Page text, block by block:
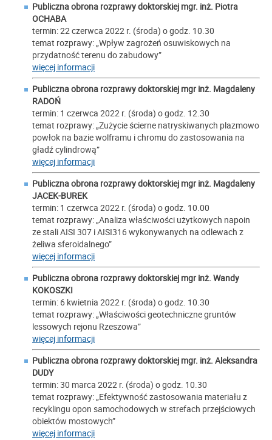
Publiczna obrona rozprawy doktorskiej mgr. inż. Piotra
OCHABA
termin: 22 czerwca 2022 r. (środa) o godz. 10.30
temat rozprawy: „Wpływ zagrożeń osuwiskowych na
przydatność terenu do zabudowy”
więcej informacji
Publiczna obrona rozprawy doktorskiej mgr inż. Magdaleny
RADOŃ
termin: 1 czerwca 2022 r. (środa) o godz. 12.30
temat rozprawy: „Zużycie ścierne natryskiwanych plazmowo
powłok na bazie wolframu i chromu do zastosowania na
gładź cylindrową”
więcej informacji
Publiczna obrona rozprawy doktorskiej mgr inż. Magdaleny
JACEK-BUREK
termin: 1 czerwca 2022 r. (środa) o godz. 10.00
temat rozprawy: „Analiza właściwości użytkowych napoin
ze stali AISI 307 i AISI316 wykonywanych na odlewach z
żeliwa sferoidalnego”
więcej informacji
Publiczna obrona rozprawy doktorskiej mgr inż. Wandy
KOKOSZKI
termin: 6 kwietnia 2022 r. (środa) o godz. 10.30
temat rozprawy: „Właściwości geotechniczne gruntów
lessowych rejonu Rzeszowa”
więcej informacji
Publiczna obrona rozprawy doktorskiej mgr. inż. Aleksandra
DUDY
termin: 30 marca 2022 r. (środa) o godz. 10.30
temat rozprawy: „Efektywność zastosowania materiału z
recyklingu opon samochodowych w strefach przejściowych
obiektów mostowych”
więcej informacji